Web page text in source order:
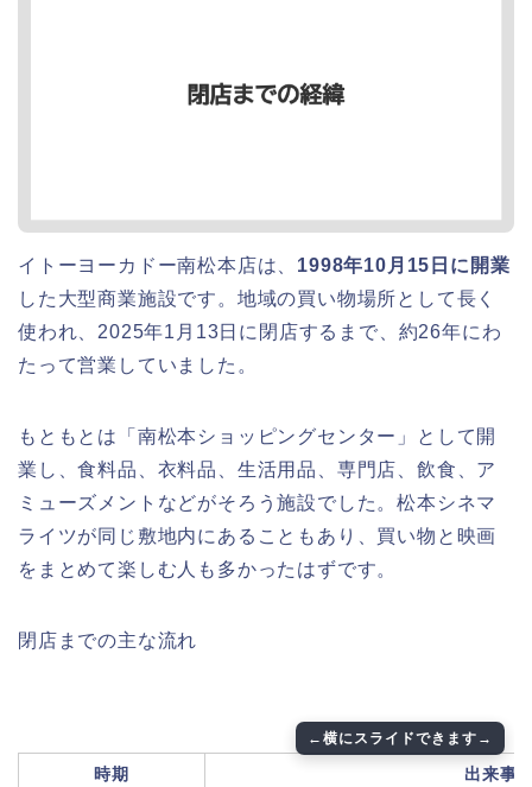
イトーヨーカドー南松本店は、 1998年10月15日に開業
した大型商業施設です。地域の買い物場所として長く
使われ、2025年1月13日に閉店するまで、約26年にわ
たって営業していました。
もともとは「南松本ショッピングセンター」として開
業し、食料品、衣料品、生活用品、専門店、飲食、ア
ミューズメントなどがそろう施設でした。松本シネマ
ライツが同じ敷地内にあることもあり、買い物と映画
をまとめて楽しむ人も多かったはずです。
閉店までの主な流れ
時期 出来事